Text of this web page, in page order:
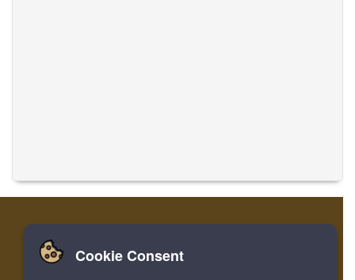
Zuhause Einloggen
Cookie Consent